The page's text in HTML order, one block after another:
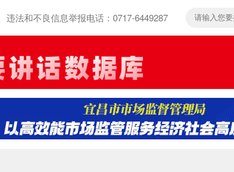
违法和不良信息举报电话：0717-6449287